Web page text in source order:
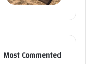
Most Commented